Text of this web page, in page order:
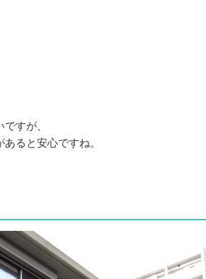
すが、
ると安心ですね。